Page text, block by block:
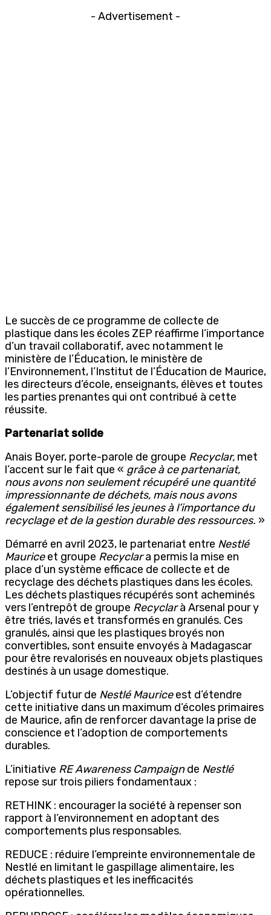
- Advertisement -
Le succès de ce programme de collecte de
plastique dans les écoles ZEP réaffirme l’importance
d’un travail collaboratif, avec notamment le
ministère de l’Éducation, le ministère de
l’Environnement, l’Institut de l’Éducation de Maurice,
les directeurs d’école, enseignants, élèves et toutes
les parties prenantes qui ont contribué à cette
réussite.
Partenariat solide
Anais Boyer, porte-parole de groupe Recyclar, met
l’accent sur le fait que « grâce à ce partenariat,
nous avons non seulement récupéré une quantité
impressionnante de déchets, mais nous avons
également sensibilisé les jeunes à l’importance du
recyclage et de la gestion durable des ressources. »
Démarré en avril 2023, le partenariat entre Nestlé
Mauriceet groupe Recyclara permis la mise en
place d’un système efficace de collecte et de
recyclage des déchets plastiques dans les écoles.
Les déchets plastiques récupérés sont acheminés
vers l’entrepôt de groupe Recyclarà Arsenal pour y
être triés, lavés et transformés en granulés. Ces
granulés, ainsi que les plastiques broyés non
convertibles, sont ensuite envoyés à Madagascar
pour être revalorisés en nouveaux objets plastiques
destinés à un usage domestique.
L’objectif futur de Nestlé Mauriceest d’étendre
cette initiative dans un maximum d’écoles primaires
de Maurice, afin de renforcer davantage la prise de
conscience et l’adoption de comportements
durables.
L’initiative RE Awareness Campaignde Nestlé
repose sur trois piliers fondamentaux :
RETHINK : encourager la société à repenser son
rapport à l’environnement en adoptant des
comportements plus responsables.
REDUCE : réduire l’empreinte environnementale de
Nestlé en limitant le gaspillage alimentaire, les
déchets plastiques et les inefficacités
opérationnelles.